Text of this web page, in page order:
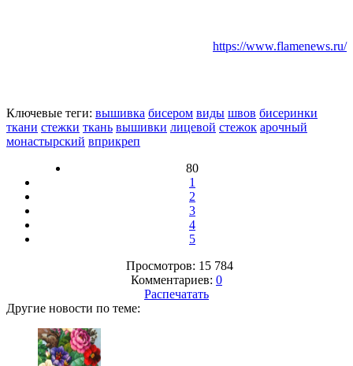
https://www.flamenews.ru/
Ключевые теги: вышивка бисером виды швов бисеринки
ткани стежки ткань вышивки лицевой стежок арочный
монастырский вприкреп
80
1
2
3
4
5
Просмотров: 15 784
Комментариев: 0
Распечатать
Другие новости по теме: